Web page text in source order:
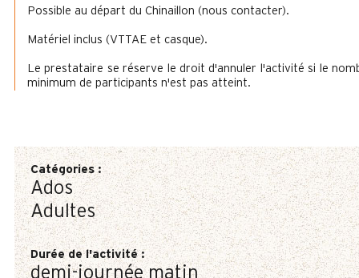
Possible au départ du Chinaillon (nous contacter).
Matériel inclus (VTTAE et casque).
Le prestataire se réserve le droit d'annuler l'activité si le
minimum de participants n'est pas atteint.
Catégories:
Ados
Adultes
Durée de l'activité:
demi-journée matin